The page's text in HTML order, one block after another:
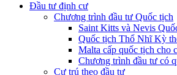
Đầu tư định cư
Chương trình đầu tư Quốc tịch
Saint Kitts và Nevis
Quốc tịch Thổ Nhĩ Kỳ
Malta cấp quốc tịch cho
Chương trình đầu tư có
Cư trú theo đầu tư